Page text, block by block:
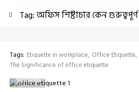
Tag: অফিস শিষ্টাচার কেন গুরুত্বপূর্ণ
Tags: Etiquette in workplace Office Etiquette
The Significance of office etiquette
অফিস লাইফ